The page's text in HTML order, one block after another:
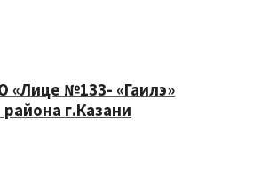
«Лице №133- «Гаилэ»
г.Казани